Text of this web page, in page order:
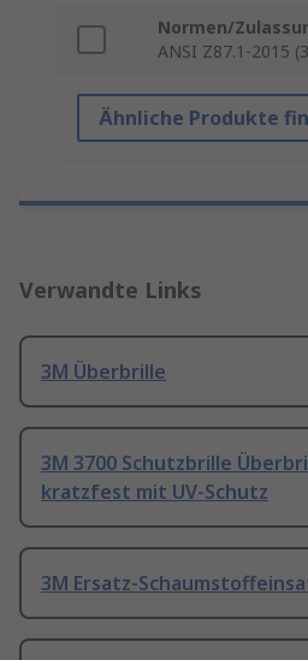
Normen/
ANSI Z87.1-2015
Ähnliche Produkte
Verwandte Links
3M Überbrille
3M 3700 Schutzbrille
kratzfest mit UV-Schutz
3M Ersatz-